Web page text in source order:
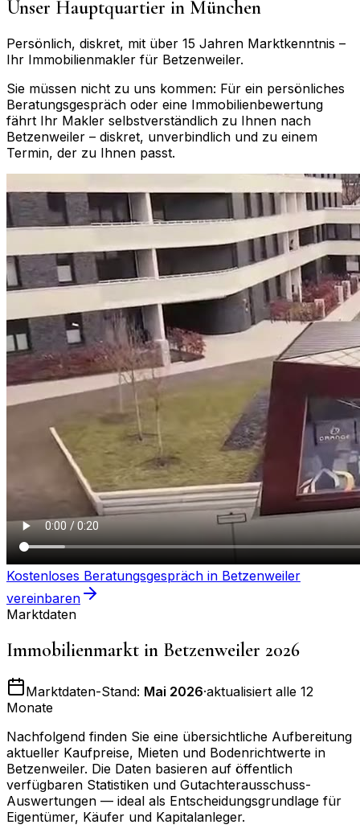
Unser Hauptquartier in München
Persönlich, diskret, mit über 15 Jahren Marktkenntnis –
Ihr Immobilienmakler für Betzenweiler.
Sie müssen nicht zu uns kommen: Für ein persönliches
Beratungsgespräch oder eine Immobilienbewertung
fährt Ihr Makler selbstverständlich zu Ihnen nach
Betzenweiler – diskret, unverbindlich und zu einem
Termin, der zu Ihnen passt.
Kostenloses Beratungsgespräch in Betzenweiler
vereinbaren
Marktdaten
Immobilienmarkt in Betzenweiler 2026
Marktdaten-Stand: Mai 2026·aktualisiert alle 12
Monate
Nachfolgend finden Sie eine übersichtliche Aufbereitung
aktueller Kaufpreise, Mieten und Bodenrichtwerte in
Betzenweiler. Die Daten basieren auf öffentlich
verfügbaren Statistiken und Gutachterausschuss-
Auswertungen — ideal als Entscheidungsgrundlage für
Eigentümer, Käufer und Kapitalanleger.